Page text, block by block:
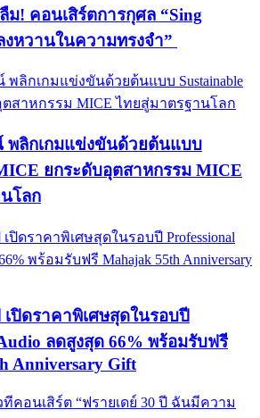
ม! คอนเสิร์ตการกุศล “Sing
งหวานในความทรงจำ”
พลิกเกมแข่งขันด้วยต้นแบบ
ยกระดับอุตสาหกรรม MICE
โลก
เปิดราคาพิเศษสุดในรอบปี
ลดสูงสุด 66% พร้อมรับฟรี
Anniversary Gift